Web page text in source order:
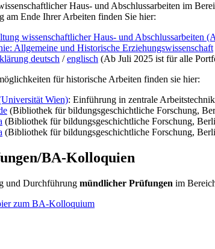
Haus- und Abschlussarbeiten im
am Ende Ihrer Arbeiten finden Sie hier:
wissenschaftlicher Haus- und Abschlussarbeiten
Allgemeine und Historische Erziehungswissenschaft
deutsch /englisch (Ab Juli 2025 ist für alle
für historische Arbeiten finden sie hier:
Wien): Einführung in zentrale
(Bibliothek für bildungsgeschichtliche Forschung,
(Bibliothek für bildungsgeschichtliche Forschung,
(Bibliothek für bildungsgeschichtliche Forschung,
BA-Kolloquien
und Durchführung mündlicher Prüfungen im
zum BA-Kolloquium